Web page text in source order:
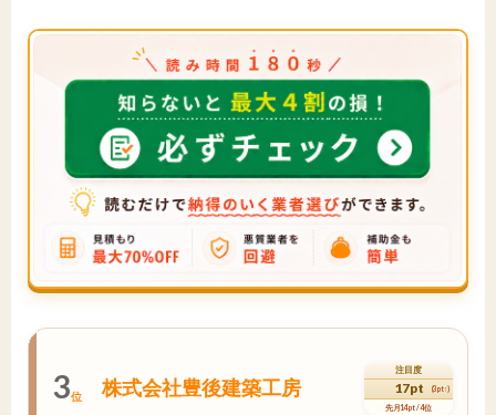
3位 株式会社豊後建築工房
注目度
17pt (3pt↑)
先月14pt / 4位